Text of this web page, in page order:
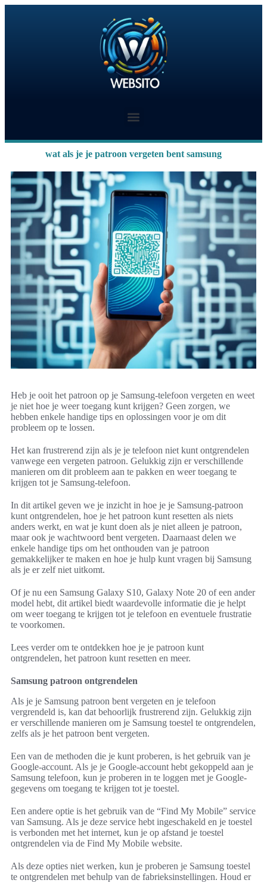
wat als je je patroon vergeten bent samsung
Heb je ooit het patroon op je Samsung-telefoon vergeten en weet
je niet hoe je weer toegang kunt krijgen? Geen zorgen, we
hebben enkele handige tips en oplossingen voor je om dit
probleem op te lossen.
Het kan frustrerend zijn als je je telefoon niet kunt ontgrendelen
vanwege een vergeten patroon. Gelukkig zijn er verschillende
manieren om dit probleem aan te pakken en weer toegang te
krijgen tot je Samsung-telefoon.
In dit artikel geven we je inzicht in hoe je je Samsung-patroon
kunt ontgrendelen, hoe je het patroon kunt resetten als niets
anders werkt, en wat je kunt doen als je niet alleen je patroon,
maar ook je wachtwoord bent vergeten. Daarnaast delen we
enkele handige tips om het onthouden van je patroon
gemakkelijker te maken en hoe je hulp kunt vragen bij Samsung
als je er zelf niet uitkomt.
Of je nu een Samsung Galaxy S10, Galaxy Note 20 of een ander
model hebt, dit artikel biedt waardevolle informatie die je helpt
om weer toegang te krijgen tot je telefoon en eventuele frustratie
te voorkomen.
Lees verder om te ontdekken hoe je je patroon kunt
ontgrendelen, het patroon kunt resetten en meer.
Samsung patroon ontgrendelen
Als je je Samsung patroon bent vergeten en je telefoon
vergrendeld is, kan dat behoorlijk frustrerend zijn. Gelukkig zijn
er verschillende manieren om je Samsung toestel te ontgrendelen,
zelfs als je het patroon bent vergeten.
Een van de methoden die je kunt proberen, is het gebruik van je
Google-account. Als je je Google-account hebt gekoppeld aan je
Samsung telefoon, kun je proberen in te loggen met je Google-
gegevens om toegang te krijgen tot je toestel.
Een andere optie is het gebruik van de “Find My Mobile” service
van Samsung. Als je deze service hebt ingeschakeld en je toestel
is verbonden met het internet, kun je op afstand je toestel
ontgrendelen via de Find My Mobile website.
Als deze opties niet werken, kun je proberen je Samsung toestel
te ontgrendelen met behulp van de fabrieksinstellingen. Houd er